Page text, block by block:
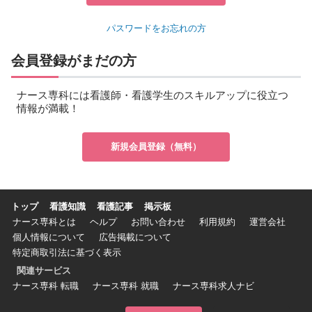
パスワードをお忘れの方
会員登録がまだの方
ナース専科には看護師・看護学生のスキルアップに役立つ
情報が満載！
新規会員登録（無料）
トップ 看護知識 看護記事
掲示板
ナース専科とは
ヘルプ お問い合わせ 利用規約
運営会社
個人情報について
広告掲載について
特定商取引法に基づく表示
関連サービス
ナース専科 転職
ナース専科 就職 ナース専科求人ナビ